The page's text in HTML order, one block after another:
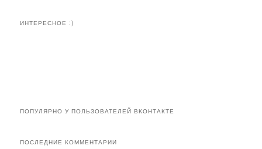
ИНТЕРЕСНОЕ :)
ПОПУЛЯРНО У ПОЛЬЗОВАТЕЛЕЙ ВКОНТАКТЕ
ПОСЛЕДНИЕ КОММЕНТАРИИ